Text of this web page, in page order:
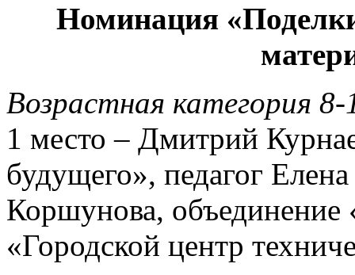
Номинация
Возрастная категория
1 место – Дмитрий
будущего», педагог
Коршунова,
«Городской центр